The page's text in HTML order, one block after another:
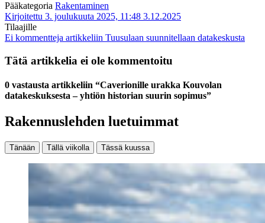
Pääkategoria Rakentaminen
Kirjoitettu 3. joulukuuta 2025, 11:48 3.12.2025
Tilaajille
Ei kommentteja artikkeliin Tuusulaan suunnitellaan datakeskusta
Tätä artikkelia ei ole kommentoitu
0 vastausta artikkeliin “Caverionille urakka Kouvolan
datakeskuksesta – yhtiön historian suurin sopimus”
Rakennuslehden luetuimmat
Tänään Tällä viikolla Tässä kuussa